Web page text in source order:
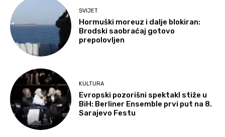
SVIJET
Hormuški moreuz i dalje blokiran:
Brodski saobraćaj gotovo
prepolovljen
KULTURA
Evropski pozorišni spektakl stiže u
BiH: Berliner Ensemble prvi put na 8.
Sarajevo Festu